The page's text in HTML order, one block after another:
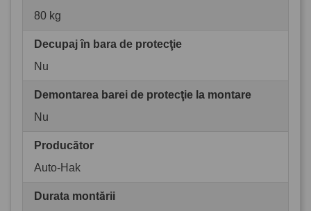
80 kg
Decupaj în bara de protecţie
Nu
Demontarea barei de protecţie la montare
Nu
Producător
Auto-Hak
Durata montării